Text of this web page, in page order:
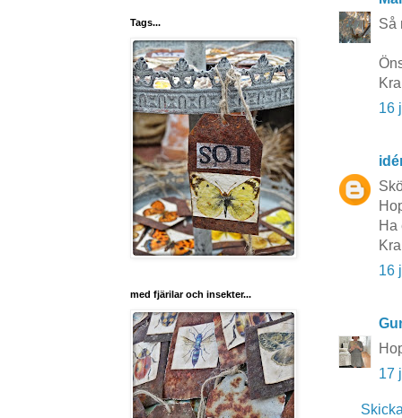
Så
16
Ha
16
17
Tags...
med fjärilar och insekter...